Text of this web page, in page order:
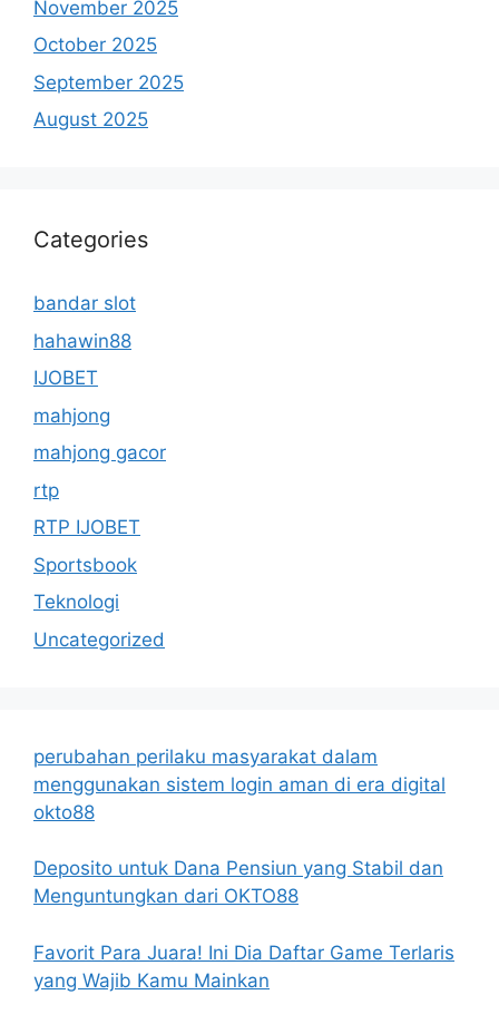
November 2025
October 2025
September 2025
August 2025
Categories
bandar slot
hahawin88
IJOBET
mahjong
mahjong gacor
rtp
RTP IJOBET
Sportsbook
Teknologi
Uncategorized
perubahan perilaku masyarakat dalam
menggunakan sistem login aman di era digital
okto88
Deposito untuk Dana Pensiun yang Stabil dan
Menguntungkan dari OKTO88
Favorit Para Juara! Ini Dia Daftar Game Terlaris
yang Wajib Kamu Mainkan